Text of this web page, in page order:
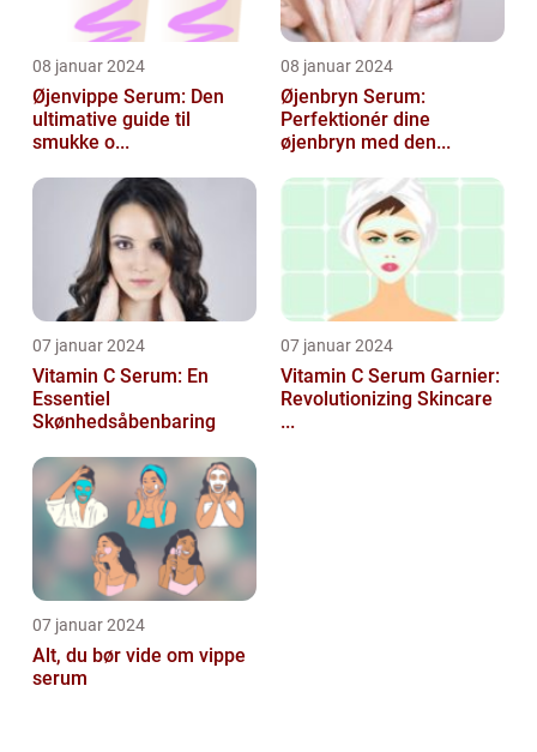
08 januar 2024
Øjenvippe Serum: Den
ultimative guide til
smukke o...
08 januar 2024
Øjenbryn Serum:
Perfektionér dine
øjenbryn med den...
07 januar 2024
Vitamin C Serum: En
Essentiel
Skønhedsåbenbaring
07 januar 2024
Vitamin C Serum Garnier:
Revolutionizing Skincare
...
07 januar 2024
Alt, du bør vide om vippe
serum